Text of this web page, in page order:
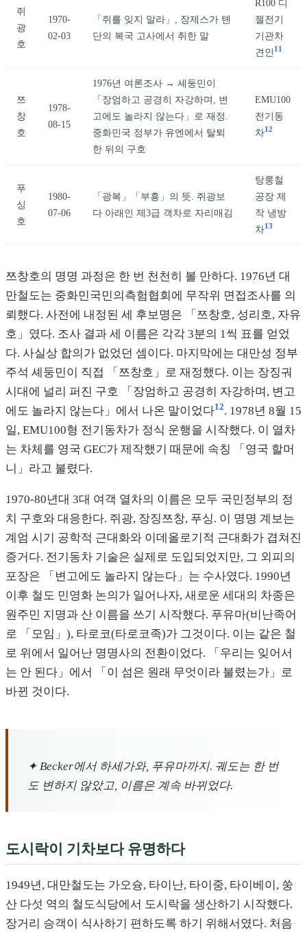
쥐
광
호
1970-
02-03
「쥐를 잊지 말라」, 장제스가 톈
단의 복국 고사에서 취한 말
R100 디
젤전기
기관차
견인 11
쯔
창
호
1978-
08-15
1976년 여론조사 → 셰둥민이
「장엄하고 공경히 자강하며, 변
고에도 놀라지 않는다」로 재정.
중화민국 정부가 유엔에서 탈퇴
한 뒤의 구호
EMU100
전기동
차12
푸
싱
호
1980-
07-06
「광복」「부흥」의 뜻. 쥐광보
다 아래인 제3급 객차로 자리매김
탕룽철
공장 제
작 냉방
차13
쯔창호의 명명 과정은 한 번 천천히 볼 만하다. 1976년 대
만철도는 중화민국민의측험협회에 무작위 면접조사를 의
뢰했다. 사전에 내정된 세 후보명은 「쯔창호, 성리호, 자유
호」였다. 조사 결과 세 이름은 각각 3분의 1씩 표를 얻었
다. 사실상 합의가 없었던 셈이다. 마지막에는 대만성 정부
주석 셰둥민이 직접 「쯔창호」로 재정했다. 이는 장징궈
시대에 널리 퍼진 구호 「장엄하고 공경히 자강하며, 변고
에도 놀라지 않는다」에서 나온 말이었다12. 1978년 8월 15
일, EMU100형 전기동차가 정식 운행을 시작했다. 이 열차
는 차체를 영국 GEC가 제작했기 때문에 속칭 「영국 할머
니」라고 불렸다.
1970-80년대 3대 여객 열차의 이름은 모두 국민정부의 정
치 구호와 대응한다. 쥐광, 장징쯔창, 푸싱. 이 명명 계보는
계엄 시기 공학적 근대화와 이데올로기적 근대화가 겹쳐진
증거다. 전기동차 기술은 실제로 도입되었지만, 그 외피의
포장은 「변고에도 놀라지 않는다」는 수사였다. 1990년
이후 철도 민영화 논의가 일어나자, 새로운 세대의 차종은
원주민 지명과 산 이름을 쓰기 시작했다. 푸유마(비난족어
로 「모임」), 타로코(타로코족)가 그것이다. 이는 같은 철
로 위에서 일어난 명명사의 전환이었다. 「우리는 잊어서
는 안 된다」에서 「이 섬은 원래 무엇이라 불렸는가」로
바뀐 것이다.
✦ Becker에서 하세가와, 푸유마까지. 궤도는 한 번
도 변하지 않았고, 이름은 계속 바뀌었다.
도시락이 기차보다 유명하다
1949년, 대만철도는 가오슝, 타이난, 타이중, 타이베이, 쑹
산 다섯 역의 철도식당에서 도시락을 생산하기 시작했다.
장거리 승객이 식사하기 편하도록 하기 위해서였다. 처음